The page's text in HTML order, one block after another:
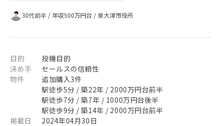
30代前半 / 年収500万円台 / 泉大津市役所
目的
投機目的
決め手
セールスの信頼性
物件
追加購入3件
駅徒歩5分 / 築22年 / 2000万円台前半
駅徒歩7分 / 築7年 / 1000万円台後半
駅徒歩9分 / 築14年 / 2000万円台前半
掲載日
2024年04月30日